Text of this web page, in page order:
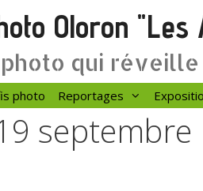
Oloron
qui
photo Reportages
septembre